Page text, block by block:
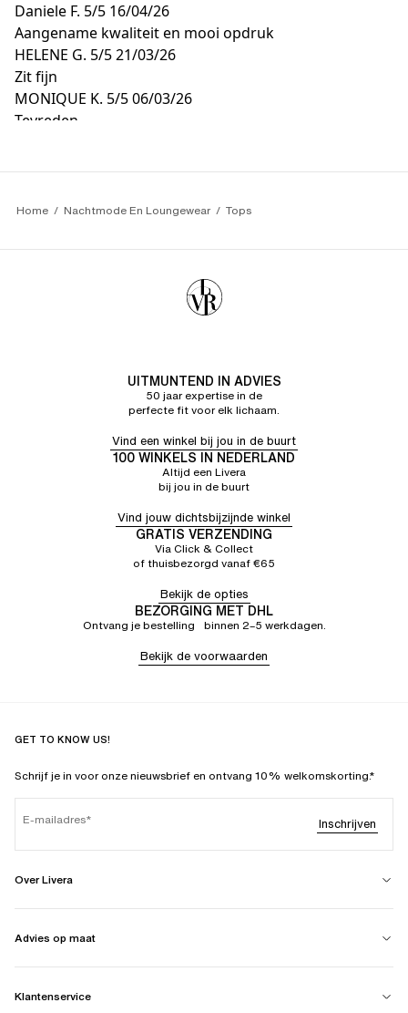
Daniele F. 5/5 16/04/26
Aangename kwaliteit en mooi opdruk
HELENE G. 5/521/03/26
Zit fijn
MONIQUE K. 5/506/03/26
Tevreden
Home Nachtmode En Loungewear Tops
UITMUNTEND IN ADVIES
50 jaar expertise in de
perfecte fit voor elk lichaam.
Vind een winkel bij jou in de buurt
100 WINKELS IN NEDERLAND
Altijd een Livera
bij jou in de buurt
Vind jouw dichtsbijzijnde winkel
GRATIS VERZENDING
Via Click & Collect
of thuisbezorgd vanaf €65
Bekijk de opties
BEZORGING MET DHL
Ontvang je bestelling binnen 2–5 werkdagen.
Bekijk de voorwaarden
GET TO KNOW US!
Schrijf je in voor onze nieuwsbrief en ontvang 10% welkomskorting.*
E-mailadres Inschrijven
Over Livera
Advies op maat
Klantenservice